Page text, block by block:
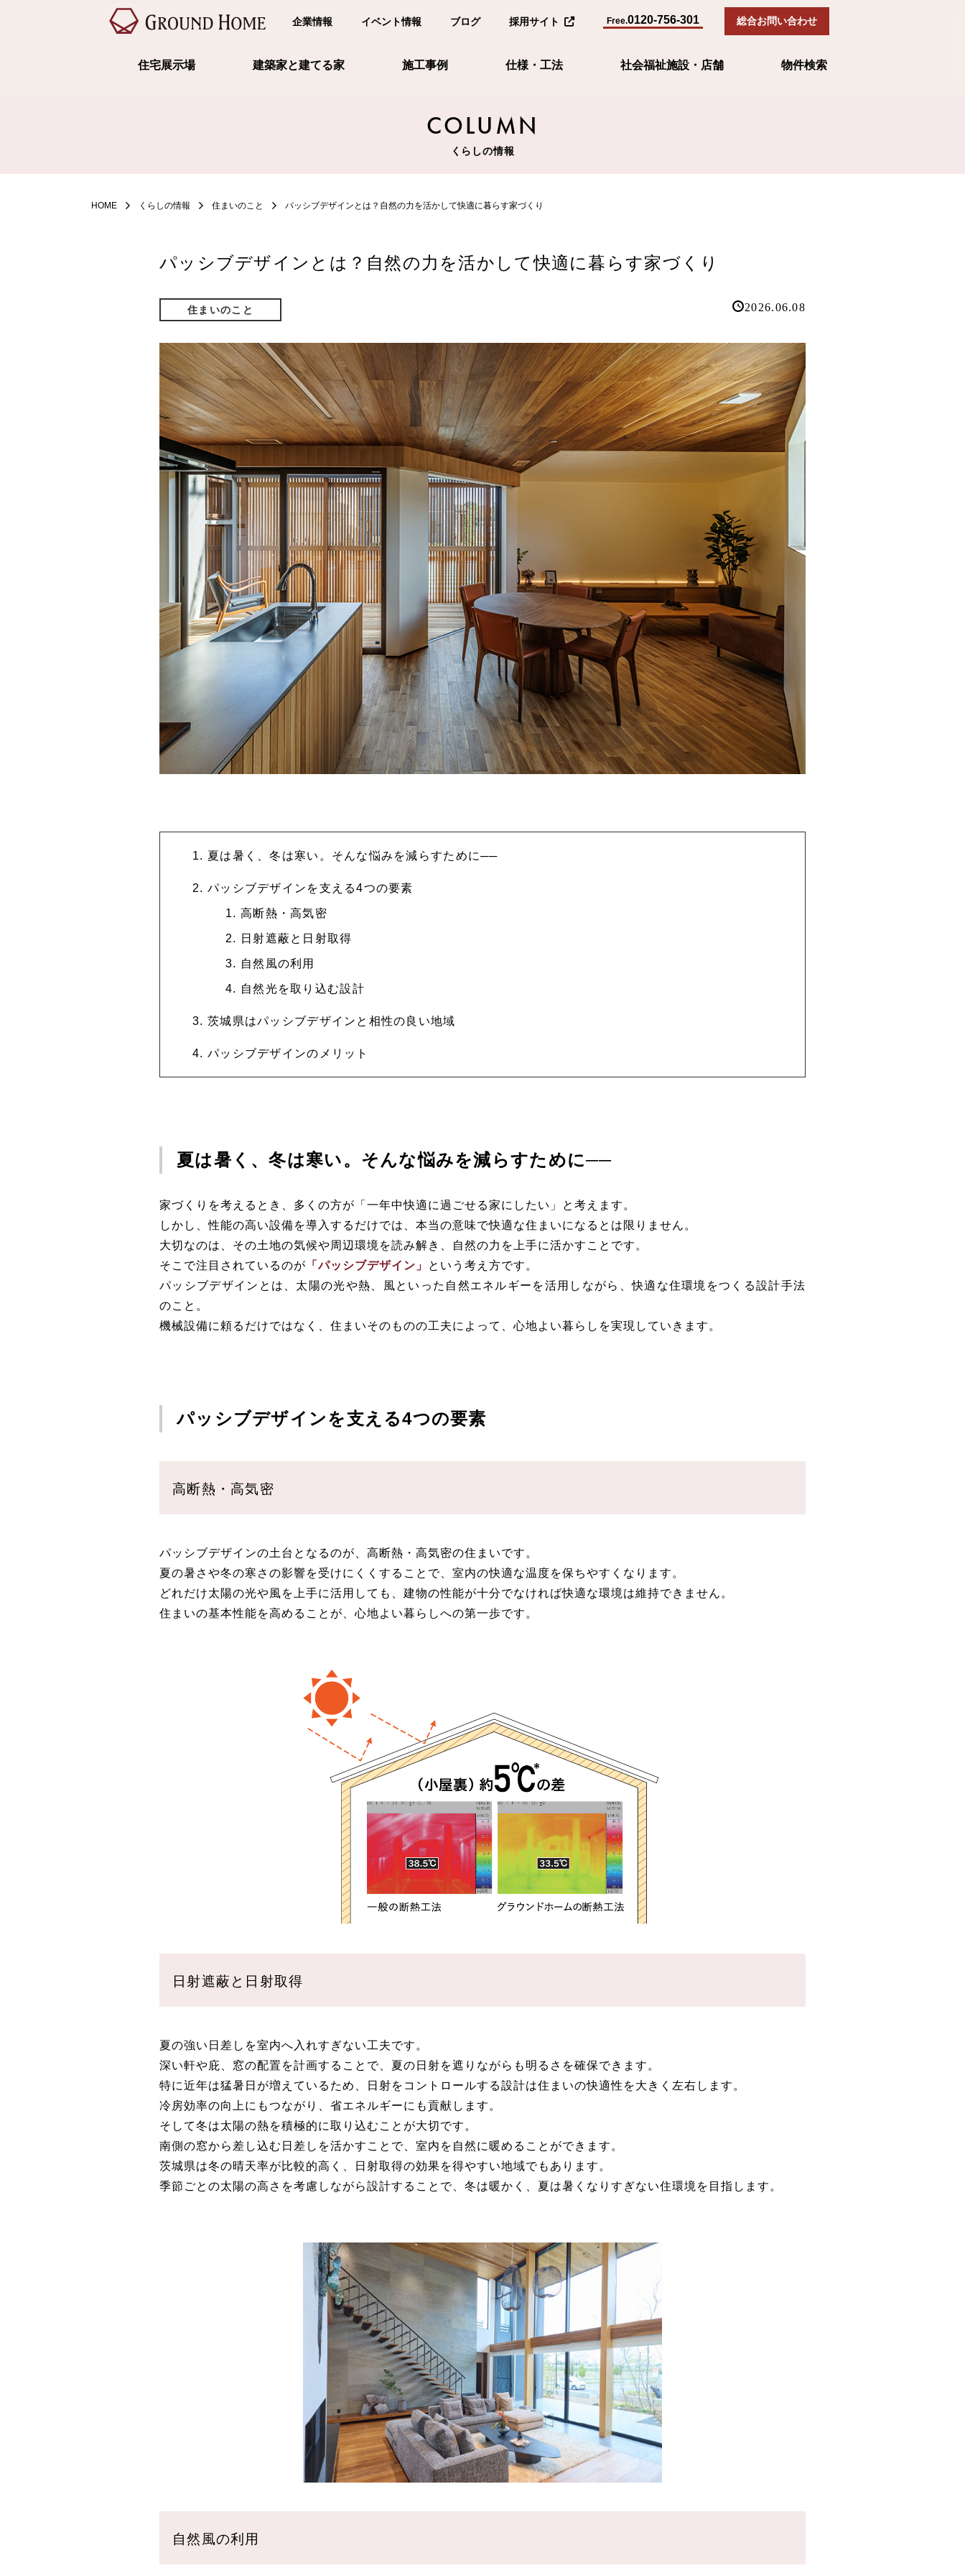
企業情報 イベント情報 ブログ 採用サイト Free.0120-756-301 総合お問い合わせ
住宅展示場 建築家と建てる家 施工事例 仕様・工法 社会福祉施設・店舗 物件検索
COLUMN
くらしの情報
HOME くらしの情報 住まいのこと パッシブデザインとは？自然の力を活かして快適に暮らす家づくり
パッシブデザインとは？自然の力を活かして快適に暮らす家づくり
住まいのこと 2026.06.08
夏は暑く、冬は寒い。そんな悩みを減らすために──
パッシブデザインを支える4つの要素
高断熱・高気密
日射遮蔽と日射取得
自然風の利用
自然光を取り込む設計
茨城県はパッシブデザインと相性の良い地域
パッシブデザインのメリット
夏は暑く、冬は寒い。そんな悩みを減らすために──
家づくりを考えるとき、多くの方が「一年中快適に過ごせる家にしたい」と考えます。
しかし、性能の高い設備を導入するだけでは、本当の意味で快適な住まいになるとは限りません。
大切なのは、その土地の気候や周辺環境を読み解き、自然の力を上手に活かすことです。
そこで注目されているのが 「パッシブデザイン」
という考え方です。
パッシブデザインとは、太陽の光や熱、風といった自然エネルギーを活用しながら、快適な住環境をつくる設計手法
のこと。
機械設備に頼るだけではなく、住まいそのものの工夫によって、心地よい暮らしを実現していきます。
パッシブデザインを支える4つの要素
高断熱・高気密
パッシブデザインの土台となるのが、高断熱・高気密の住まいです。
夏の暑さや冬の寒さの影響を受けにくくすることで、室内の快適な温度を保ちやすくなります。
どれだけ太陽の光や風を上手に活用しても、建物の性能が十分でなければ快適な環境は維持できません。
住まいの基本性能を高めることが、心地よい暮らしへの第一歩です。
日射遮蔽と日射取得
夏の強い日差しを室内へ入れすぎない工夫です。
深い軒や庇、窓の配置を計画することで、夏の日射を遮りながらも明るさを確保できます。
特に近年は猛暑日が増えているため、日射をコントロールする設計は住まいの快適性を大きく左右します。
冷房効率の向上にもつながり、省エネルギーにも貢献します。
そして冬は太陽の熱を積極的に取り込むことが大切です。
南側の窓から差し込む日差しを活かすことで、室内を自然に暖めることができます。
茨城県は冬の晴天率が比較的高く、日射取得の効果を得やすい地域でもあります。
季節ごとの太陽の高さを考慮しながら設計することで、冬は暖かく、夏は暑くなりすぎない住環境を目指します。
自然風の利用